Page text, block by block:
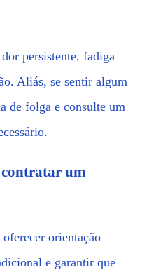
persistente, fadiga
Aliás, se sentir algum
de folga e consulte um
contratar um
orientação
e garantir que